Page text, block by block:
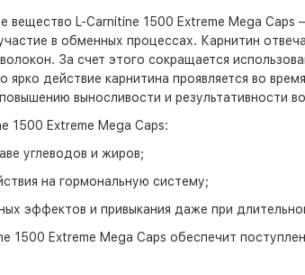
L-Carnitine 1500 Extreme Mega Caps
в обменных процессах. Карнитин
За счет этого сокращается
ярко действие карнитина проявляется во
выносливости и результативности
1500 Extreme Mega Caps:
углеводов и жиров;
на гормональную систему;
эффектов и привыкания даже при
1500 Extreme Mega Caps обеспечит